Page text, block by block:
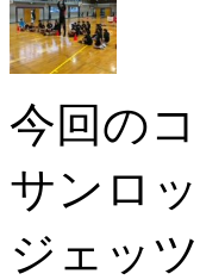
今回の
サンロ
ジェッ